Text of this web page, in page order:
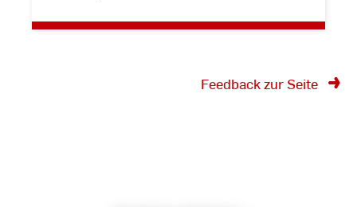
Feedback zur Seite